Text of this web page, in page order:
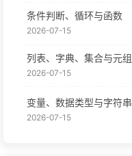
条件判断、循环与函数
2026-07-15
列表、字典、集合与元组
2026-07-15
变量、数据类型与字符串
2026-07-15